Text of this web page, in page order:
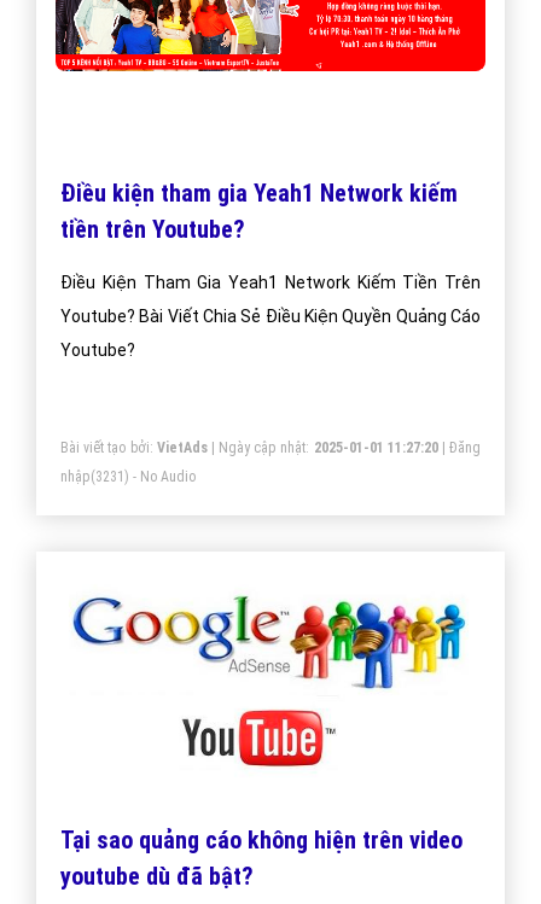
Điều kiện tham gia Yeah1 Network kiếm
tiền trên Youtube?
Điều Kiện Tham Gia Yeah1 Network Kiếm Tiền Trên
Youtube? Bài Viết Chia Sẻ Điều Kiện Quyền Quảng Cáo
Youtube?
Bài viết tạo bởi: VietAds| Ngày cập nhật: 2025-01-01 11:27:20|Đăng
nhập(3231) - No Audio
Tại sao quảng cáo không hiện trên video
youtube dù đã bật?